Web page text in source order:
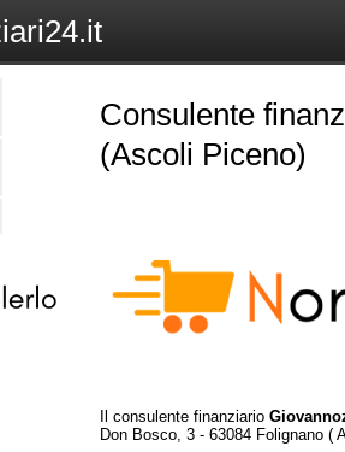
Consulente
(Ascoli Piceno)
Il consulente finanziario
Don Bosco, 3 - 63084 Folignano (